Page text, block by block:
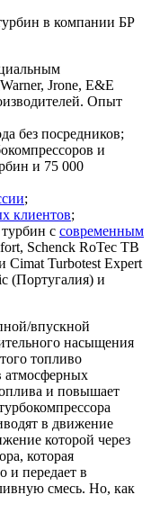
в компании БР
Jrone, E&E
Опыт
без посредников;
и
и 75 000
;
клиентов;
с современным
Schenck RoTec TB
Cimat Turbotest Expert
(Португалия) и
впускной
насыщения
топливо
атмосферных
и повышает
в движение
которой через
которая
и передает в
смесь. Но, как